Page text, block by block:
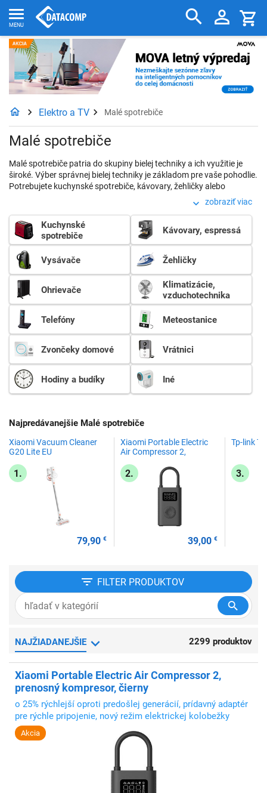
Elektro a TV Malé spotrebiče
Malé spotrebiče
Malé spotrebiče patria do skupiny bielej techniky a ich využitie je
široké. Výber správnej bielej techniky je základom pre vaše pohodlie.
Potrebujete kuchynské spotrebiče, kávovary, žehličky alebo
vysávače? Tieto a mnoho ďalšie spotrebiče pre uľahčenie života v
zobraziť viac
Kuchynské
spotrebiče
Kávovary, espressá
Vysávače Žehličky
Ohrievače
Klimatizácie,
vzduchotechnika
Telefóny Meteostanice
Zvončeky domové Vrátnici
Hodiny a budíky Iné
Najpredávanejšie Malé spotrebiče
1.
Xiaomi Vacuum Cleaner
G20 Lite EU
79,90 €
2.
Xiaomi Portable Electric
Air Compressor 2,
čierny
39,00€
3.
Tp-link
FILTER PRODUKTOV
NAJŽIADANEJŠIE 2299 produktov
Xiaomi Portable Electric Air Compressor 2,
prenosný kompresor, čierny
o 25% rýchlejší oproti predošlej generácií, prídavný adaptér
pre rýchle pripojenie, nový režim elektrickej kolobežky
Akcia